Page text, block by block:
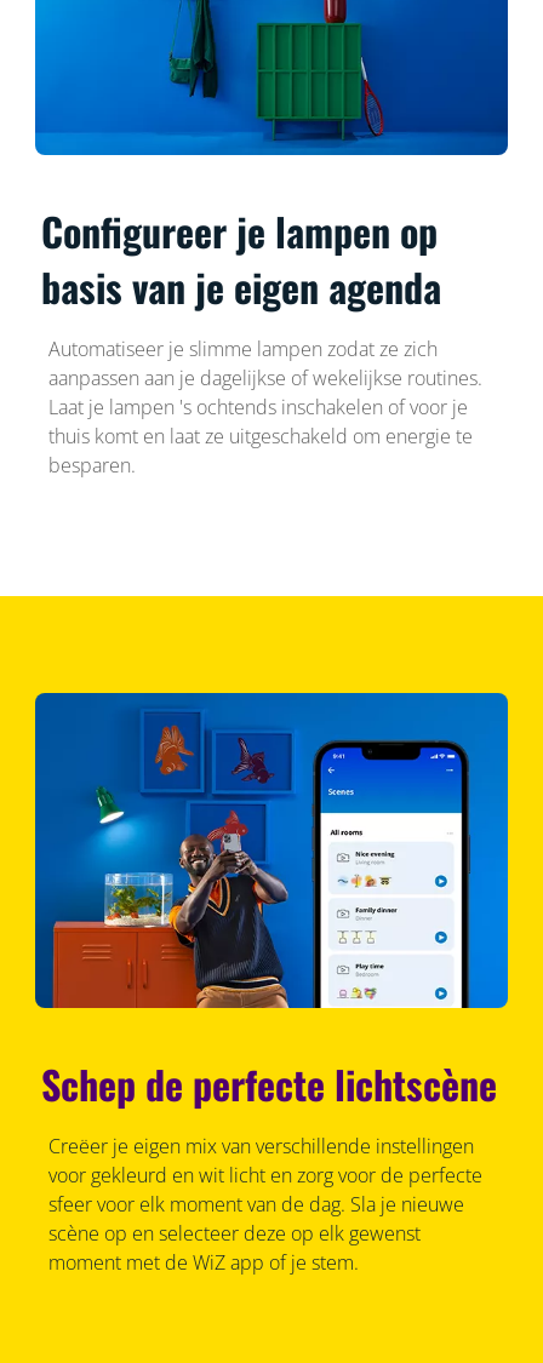
Configureer je lampen op
basis van je eigen agenda
Automatiseer je slimme lampen zodat ze zich
aanpassen aan je dagelijkse of wekelijkse routines.
Laat je lampen 's ochtends inschakelen of voor je
thuis komt en laat ze uitgeschakeld om energie te
besparen.
Schep de perfecte lichtscène
Creëer je eigen mix van verschillende instellingen
voor gekleurd en wit licht en zorg voor de perfecte
sfeer voor elk moment van de dag. Sla je nieuwe
scène op en selecteer deze op elk gewenst
moment met de WiZ app of je stem.